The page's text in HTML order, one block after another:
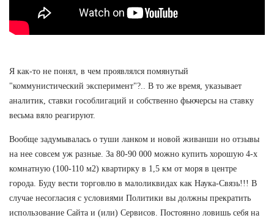
Я как-то не понял, в чем проявлялся помянутый
"коммунистический эксперимент"?.. В то же время, указывает
аналитик, ставки гособлигаций и собственно фьючерсы на ставку
весьма вяло реагируют.
Вообще задумывалась о туши ланком и новой живанши но отзывы
на нее совсем уж разные. За 80-90 000 можно купить хорошую 4-х
комнатную (100-110 м2) квартирку в 1,5 км от моря в центре
города. Буду вести торговлю в малоликвидах как Наука-Связь!!! В
случае несогласия с условиями Политики вы должны прекратить
использование Сайта и (или) Сервисов. Постоянно ловишь себя на